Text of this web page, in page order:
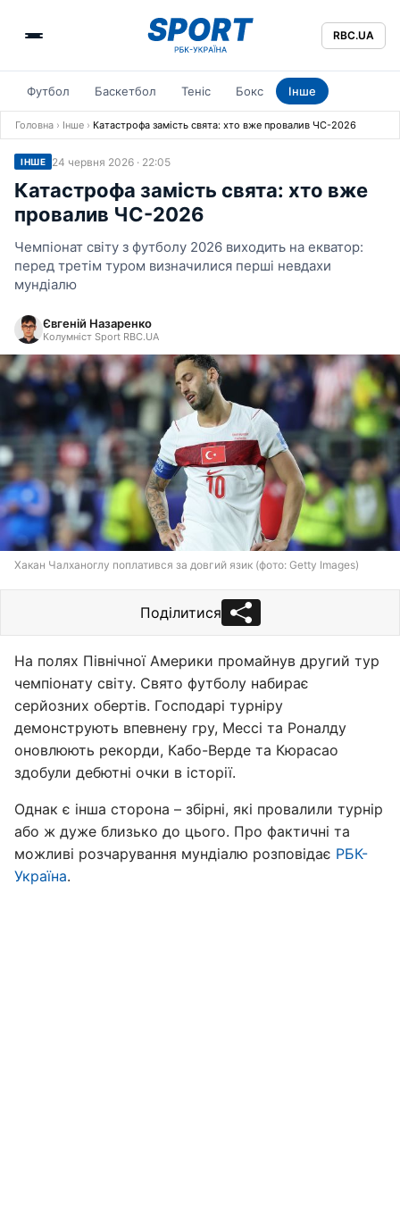
RBC.UA
Футбол Баскетбол Теніс Бокс Інше
Головна › Інше › Катастрофа замість свята: хто вже провалив ЧС-2026
ІНШЕ 24 червня 2026 · 22:05
Катастрофа замість свята: хто вже
провалив ЧС-2026
Чемпіонат світу з футболу 2026 виходить на екватор:
перед третім туром визначилися перші невдахи
мундіалю
Євгеній Назаренко
Колумніст Sport RBC.UA
Хакан Чалханоглу поплатився за довгий язик (фото: Getty Images)
Поділитися
На полях Північної Америки промайнув другий тур
чемпіонату світу. Свято футболу набирає
серйозних обертів. Господарі турніру
демонструють впевнену гру, Мессі та Роналду
оновлюють рекорди, Кабо-Верде та Кюрасао
здобули дебютні очки в історії.
Однак є інша сторона – збірні, які провалили турнір
або ж дуже близько до цього. Про фактичні та
можливі розчарування мундіалю розповідає РБК-
Україна.